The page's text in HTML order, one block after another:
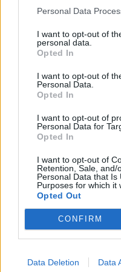
Personal Data
I want to opt-out of
personal data.
Opted In
I want to opt-out of
Personal Data.
Opted In
I want to opt-out of
Personal Data for
Opted In
I want to opt-out of
Retention, Sale, and/
Personal Data that Is
Purposes for which it
Opted Out
CONFIRM
Data Deletion Data
Ver todas sus letras por
+ Eslabon Armado
Añadir Letra
Ranking de Eslabon
Eslabon Armadono
más apoyados y
mejor puesto ha sido el
¿Apoyar a Eslabon
247 12